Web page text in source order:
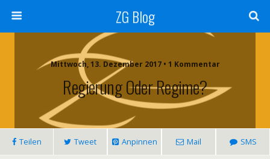
ZG Blog
Mittwoch, 13. Dezember 2017 • 1 Kommentar
Regierung Oder Regime?
Teilen Tweet Anpinnen Mail SMS